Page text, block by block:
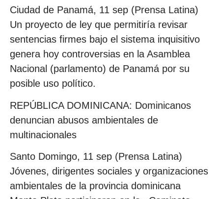
Ciudad de Panamá, 11 sep (Prensa Latina)
Un proyecto de ley que permitiría revisar
sentencias firmes bajo el sistema inquisitivo
genera hoy controversias en la Asamblea
Nacional (parlamento) de Panamá por su
posible uso político.
REPÚBLICA DOMINICANA: Dominicanos
denuncian abusos ambientales de
multinacionales
Santo Domingo, 11 sep (Prensa Latina)
Jóvenes, dirigentes sociales y organizaciones
ambientales de la provincia dominicana